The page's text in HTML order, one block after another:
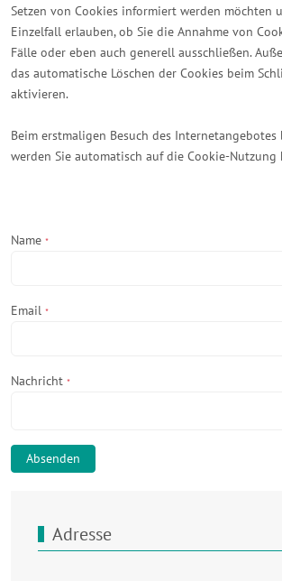
Setzen von Cookies informiert werden möchten
Einzelfall erlauben, ob Sie die Annahme von
Fälle oder eben auch generell ausschließen.
das automatische Löschen der Cookies beim
aktivieren.
Beim erstmaligen Besuch des Internetangebotes
werden Sie automatisch auf die Cookie-Nutzung
Name *
Email *
Nachricht *
Absenden
Adresse